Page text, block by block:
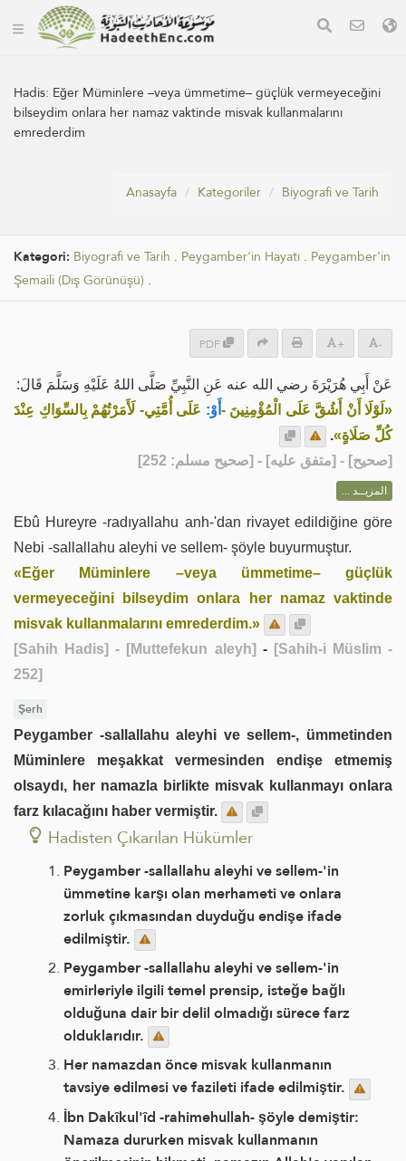
Hadis: Eğer Müminlere –veya ümmetime– güçlük vermeyeceğini
bilseydim onlara her namaz vaktinde misvak kullanmalarını
emrederdim
Anasayfa Kategoriler Biyografi ve Tarih
Kategori: Biyografi ve Tarih . Peygamber'in Hayatı . Peygamber'in
Şemaili (Dış Görünüşü) .
PDF + -
عَنْ أَبِي هُرَيْرَةَ رضي الله عنه عَنِ النَّبِيِّ صَلَّى اللهُ عَلَيْهِ وَسَلَّمَ قَالَ:
«لَوْلَا أَنْ أَشُقَّ عَلَى الْمُؤْمِنِينَ - أَوْ: عَلَى أُمَّتِي- لَأَمَرْتُهُمْ بِالسِّوَاكِ عِنْدَ
كُلِّ صَلَاةٍ».
[صحيح] - [متفق عليه] - [صحيح مسلم: 252]
المزيــد ...
Ebû Hureyre -radıyallahu anh-'dan rivayet edildiğine göre
Nebi -sallallahu aleyhi ve sellem- şöyle buyurmuştur.
«Eğer Müminlere –veya ümmetime– güçlük
vermeyeceğini bilseydim onlara her namaz vaktinde
misvak kullanmalarını emrederdim.»
[Sahih Hadis] - [Muttefekun aleyh] - [Sahih-i Müslim -
252]
Şerh
Peygamber -sallallahu aleyhi ve sellem-, ümmetinden
Müminlere meşakkat vermesinden endişe etmemiş
olsaydı, her namazla birlikte misvak kullanmayı onlara
farz kılacağını haber vermiştir.
Hadisten Çıkarılan Hükümler
Peygamber -sallallahu aleyhi ve sellem-'in
ümmetine karşı olan merhameti ve onlara
zorluk çıkmasından duyduğu endişe ifade
edilmiştir.
Peygamber -sallallahu aleyhi ve sellem-'in
emirleriyle ilgili temel prensip, isteğe bağlı
olduğuna dair bir delil olmadığı sürece farz
olduklarıdır.
Her namazdan önce misvak kullanmanın
tavsiye edilmesi ve fazileti ifade edilmiştir.
İbn Dakîkul'îd -rahimehullah- şöyle demiştir:
Namaza dururken misvak kullanmanın